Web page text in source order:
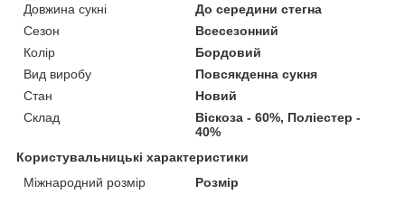
Довжина сукні
До середини стегна
Сезон
Всесезонний
Колір
Бордовий
Вид виробу
Повсякденна сукня
Стан
Новий
Склад
Віскоза - 60%, Поліестер -
40%
Користувальницькі характеристики
Міжнародний розмір
Розмір